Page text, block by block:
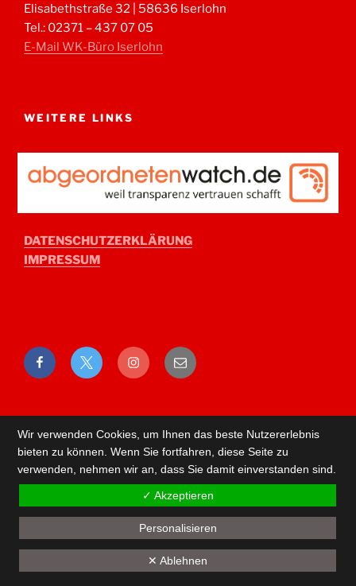
Elisabethstraße 32 | 58636 Iserlohn
Tel.: 02371 – 437 07 05
E-Mail WK-Büro Iserlohn
WEITERE LINKS
DATENSCHUTZERKLÄRUNG
IMPRESSUM
FacebookTwitter Instagram
E-
Mail
Wir verwenden Cookies, um Ihnen das beste Nutzererlebnis
bieten zu können. Wenn Sie fortfahren, diese Seite zu
verwenden, nehmen wir an, dass Sie damit einverstanden sind.
✓ Akzeptieren
Personalisieren
✕ Ablehnen